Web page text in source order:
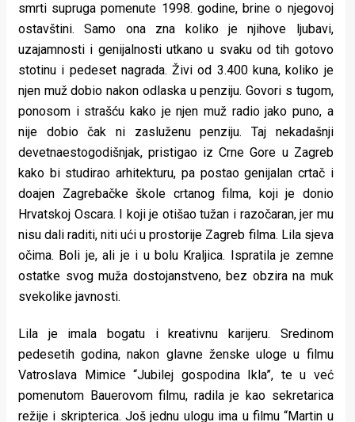
smrti supruga pomenute 1998. godine, brine o njegovoj
ostavštini. Samo ona zna koliko je njihove ljubavi,
uzajamnosti i genijalnosti utkano u svaku od tih gotovo
stotinu i pedeset nagrada. Živi od 3.400 kuna, koliko je
njen muž dobio nakon odlaska u penziju. Govori s tugom,
ponosom i strašću kako je njen muž radio jako puno, a
nije dobio čak ni zasluženu penziju. Taj nekadašnji
devetnaestogodišnjak, pristigao iz Crne Gore u Zagreb
kako bi studirao arhitekturu, pa postao genijalan crtač i
doajen Zagrebačke škole crtanog filma, koji je donio
Hrvatskoj Oscara. I koji je otišao tužan i razočaran, jer mu
nisu dali raditi, niti ući u prostorije Zagreb filma. Lila sjeva
očima. Boli je, ali je i u bolu Kraljica. Ispratila je zemne
ostatke svog muža dostojanstveno, bez obzira na muk
svekolike javnosti.
Lila je imala bogatu i kreativnu karijeru. Sredinom
pedesetih godina, nakon glavne ženske uloge u filmu
Vatroslava Mimice “Jubilej gospodina Ikla”, te u već
pomenutom Bauerovom filmu, radila je kao sekretarica
režije i skripterica. Još jednu ulogu ima u filmu “Martin u